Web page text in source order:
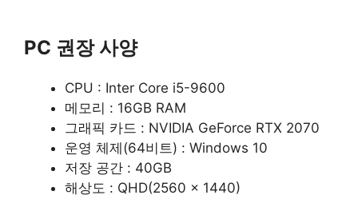
PC 권장 사양
CPU : Inter Core i5-9600
메모리 : 16GB RAM
그래픽 카드 : NVIDIA GeForce RTX 2070
운영 체제(64비트) : Windows 10
저장 공간 : 40GB
해상도 : QHD(2560 x 1440)